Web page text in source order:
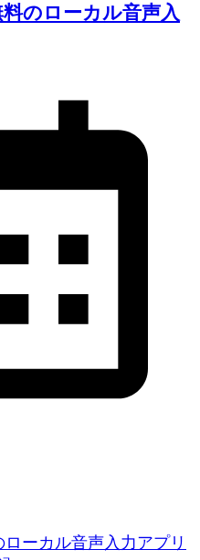
のローカル音声入
ーカル音声入力アプリ